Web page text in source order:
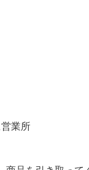
業所